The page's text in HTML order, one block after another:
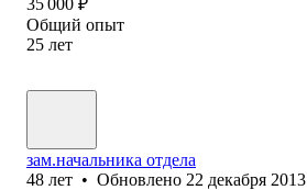
Общий опыт
25 лет
зам.начальника отдела
48 лет • Обновлено 22 декабря 2013